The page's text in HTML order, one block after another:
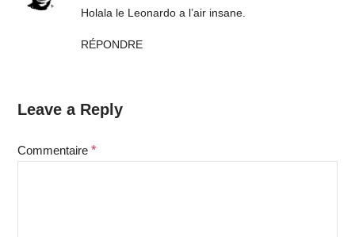
Holala le Leonardo a l’air insane.
RÉPONDRE
Leave a Reply
Commentaire *